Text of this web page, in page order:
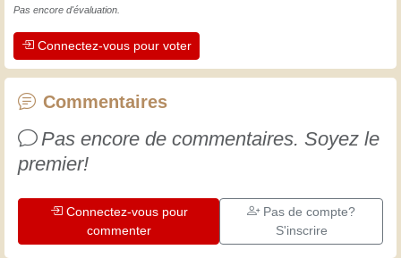
professionnels. Apprenons ensemble ;
chaque jour est une occasion de
progresser. Amusez-vous bien !
Pas encore d'évaluation.
Connectez-vous pour voter
Commentaires
Pas encore de commentaires. Soyez le
premier!
Connectez-vous pour
commenter
Pas de compte?
S'inscrire